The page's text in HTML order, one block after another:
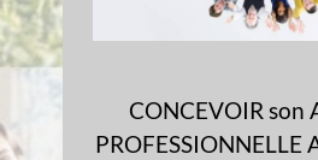
CONCEVOIR son
PROFESSIONNELLE